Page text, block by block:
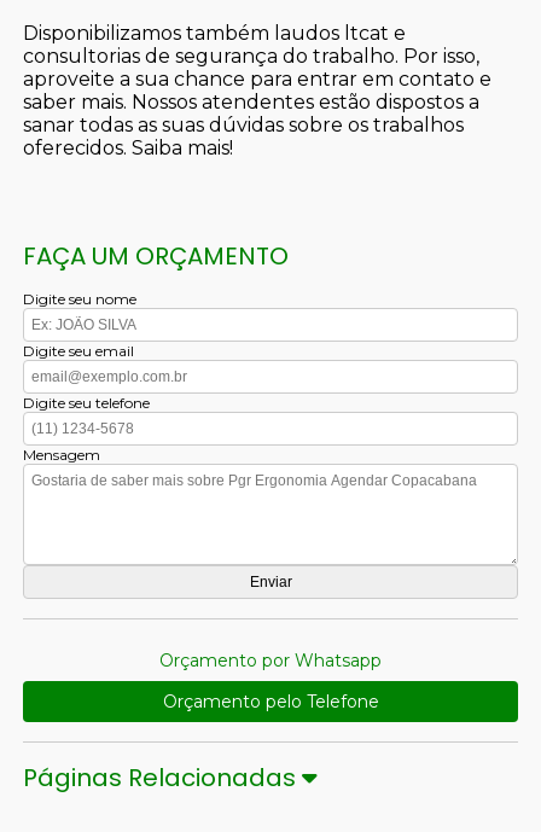
Disponibilizamos também laudos ltcat e
consultorias de segurança do trabalho. Por isso,
aproveite a sua chance para entrar em contato e
saber mais. Nossos atendentes estão dispostos a
sanar todas as suas dúvidas sobre os trabalhos
oferecidos. Saiba mais!
FAÇA UM ORÇAMENTO
Digite seu nome
Digite seu email
Digite seu telefone
Mensagem
Orçamento por Whatsapp
Orçamento pelo Telefone
Páginas Relacionadas